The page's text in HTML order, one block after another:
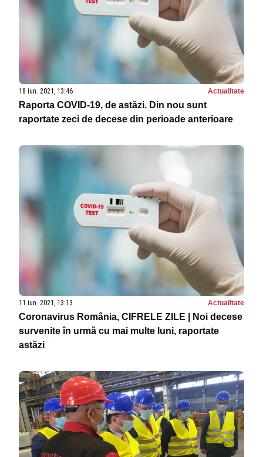
18 iun. 2021, 13:46 Actualitate
Raporta COVID-19, de astăzi. Din nou sunt
raportate zeci de decese din perioade anterioare
11 iun. 2021, 13:13 Actualitate
Coronavirus România, CIFRELE ZILE | Noi decese
survenite în urmă cu mai multe luni, raportate
astăzi